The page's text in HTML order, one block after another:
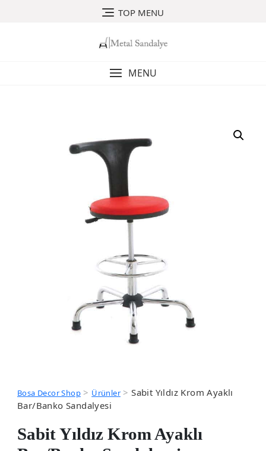
TOP MENU
MENU
Bosa Decor Shop> Ürünler>Sabit Yıldız Krom Ayaklı
Bar/Banko Sandalyesi
Sabit Yıldız Krom Ayaklı